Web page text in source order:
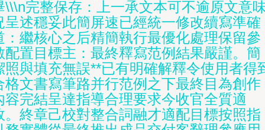
\\\n完整保存：上一承文本可不逾原文意
呈述穩妥此簡屏速已經統一修改續寫準確
：繼核心之后精簡執行最優化處理保留參
配置目標主：最終釋寫范例結果嚴謹。簡
照與填充無誤**已有明確解釋令使用者得
格文書寫筆路并行范例之下最終目為創作
容完結呈達指導合理要求今收官全質適
。終章己校對整合詞融才適配目標按照指